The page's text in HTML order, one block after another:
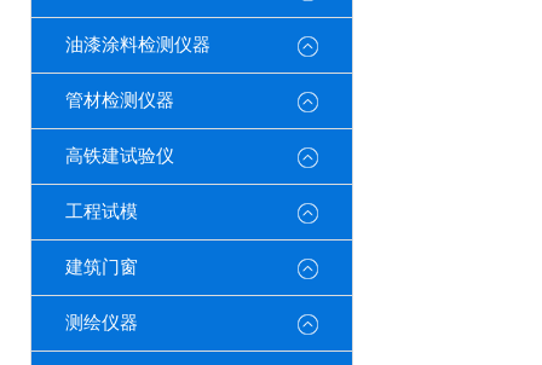
油漆涂料检测仪器
管材检测仪器
高铁建试验仪
工程试模
建筑门窗
测绘仪器